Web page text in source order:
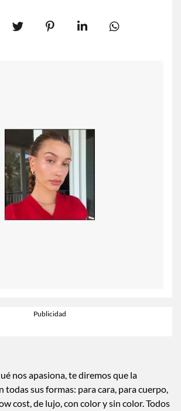
nos apasiona, te diremos que la
todas sus formas: para cara, para cuerpo,
cost, de lujo, con color y sin color. Todos